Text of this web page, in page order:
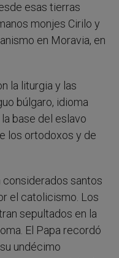
esas tierras
monjes Cirilo y
en Moravia, en
la liturgia y las
búlgaro, idioma
base del eslavo
los ortodoxos y de
considerados santos
el catolicismo. Los
sepultados en la
El Papa recordó
undécimo